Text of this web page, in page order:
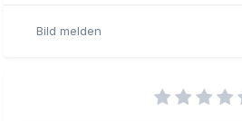
Bild melden